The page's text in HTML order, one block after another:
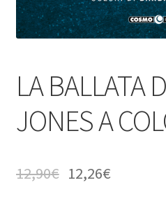
LA BALLATA
JONES A
12,90€ 12,26€